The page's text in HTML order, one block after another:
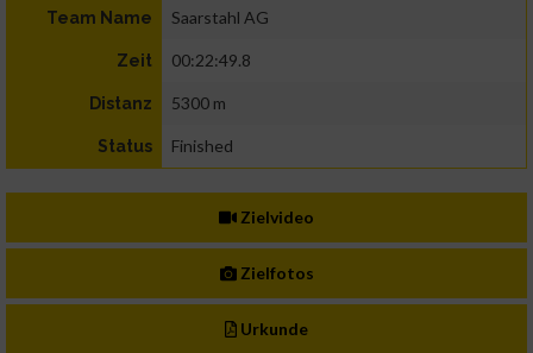
Team Name Saarstahl AG
Zeit 00:22:49.8
Distanz 5300 m
Status Finished
Zielvideo
Zielfotos
Urkunde